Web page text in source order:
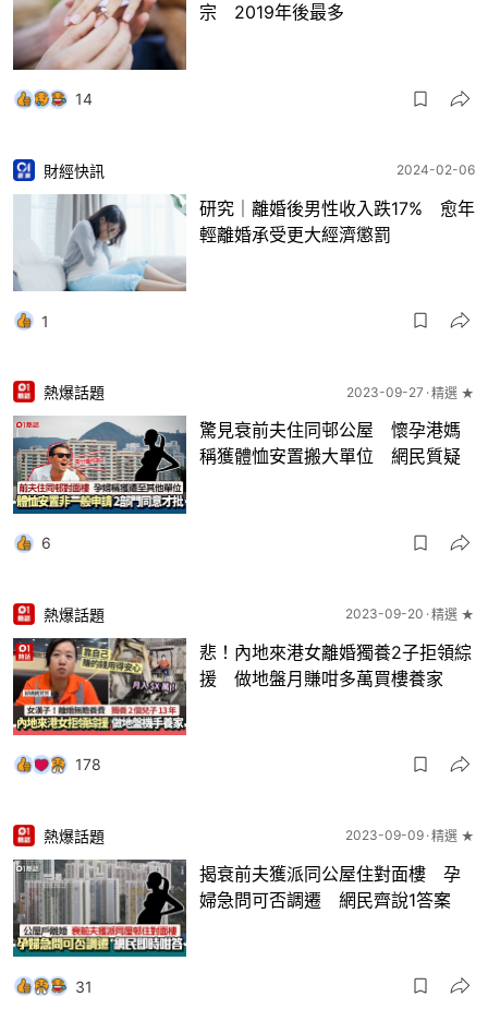
宗 2019年後最多
14
財經快訊 2024-02-06
研究｜離婚後男性收入跌17% 愈年
輕離婚承受更大經濟懲罰
1
熱爆話題 2023-09-27 精選 ★
驚見衰前夫住同邨公屋 懷孕港媽
稱獲體恤安置搬大單位 網民質疑
6
熱爆話題 2023-09-20 精選 ★
悲！內地來港女離婚獨養2子拒領綜
援 做地盤月賺咁多萬買樓養家
178
熱爆話題 2023-09-09 精選 ★
揭衰前夫獲派同公屋住對面樓 孕
婦急問可否調遷 網民齊說1答案
31